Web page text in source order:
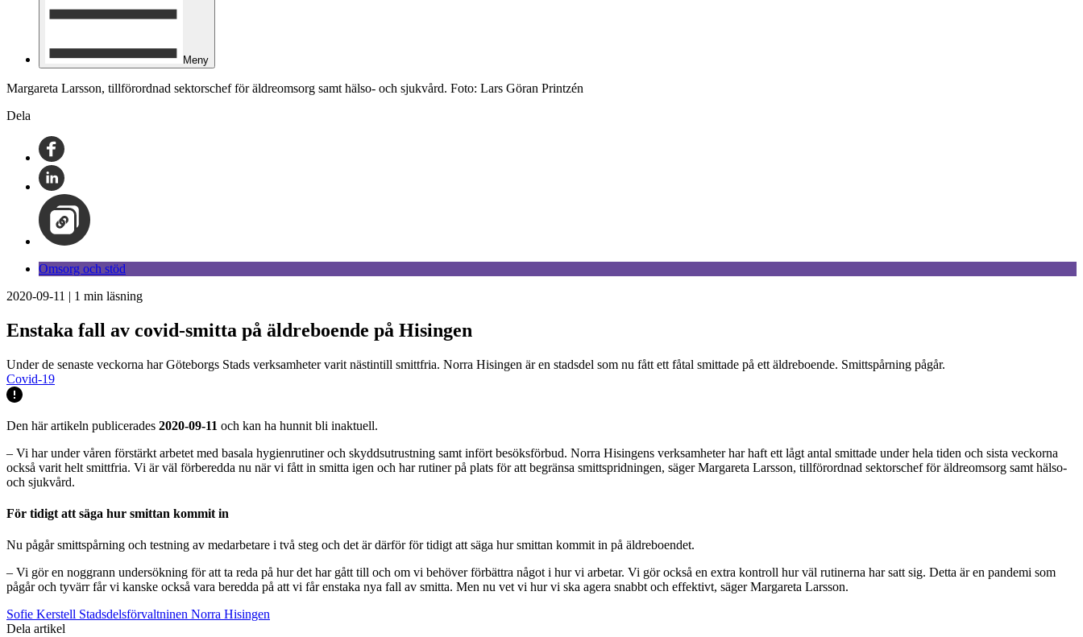
Meny
Margareta Larsson, tillförordnad sektorschef för äldreomsorg samt hälso- och sjukvård. Foto: Lars Göran Printzén
Dela
Omsorg och stöd
2020-09-11 | 1 min läsning
Enstaka fall av covid-smitta på äldreboende på Hisingen
Under de senaste veckorna har Göteborgs Stads verksamheter varit nästintill smittfria. Norra Hisingen är en stadsdel som nu fått ett fåtal smittade på ett äldreboende. Smittspårning pågår.
Covid-19
Den här artikeln publicerades 2020-09-11 och kan ha hunnit bli inaktuell.
– Vi har under våren förstärkt arbetet med basala hygienrutiner och skyddsutrustning samt infört besöksförbud. Norra Hisingens verksamheter har haft ett lågt antal smittade under hela tiden och sista veckorna
också varit helt smittfria. Vi är väl förberedda nu när vi fått in smitta igen och har rutiner på plats för att begränsa smittspridningen, säger Margareta Larsson, tillförordnad sektorschef för äldreomsorg samt hälso-
och sjukvård.
För tidigt att säga hur smittan kommit in
Nu pågår smittspårning och testning av medarbetare i två steg och det är därför för tidigt att säga hur smittan kommit in på äldreboendet.
– Vi gör en noggrann undersökning för att ta reda på hur det har gått till och om vi behöver förbättra något i hur vi arbetar. Vi gör också en extra kontroll hur väl rutinerna har satt sig. Detta är en pandemi som
pågår och tyvärr får vi kanske också vara beredda på att vi får enstaka nya fall av smitta. Men nu vet vi hur vi ska agera snabbt och effektivt, säger Margareta Larsson.
Sofie Kerstell Stadsdelsförvaltninen Norra Hisingen
Dela artikel